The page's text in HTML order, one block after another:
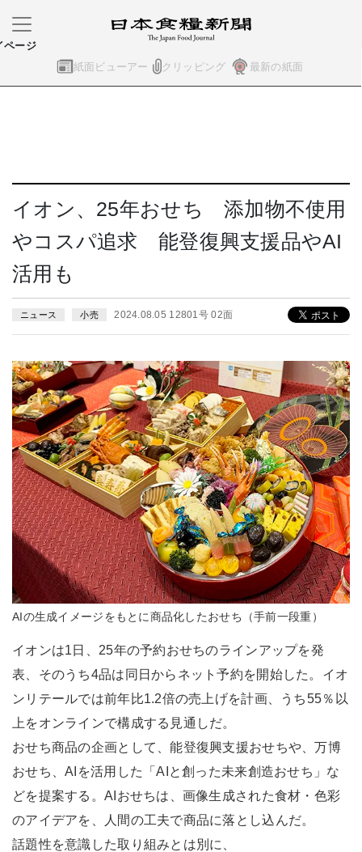
紙面ビューアー クリッピング 最新の紙面
ページ
イオン、25年おせち 添加物不使用
やコスパ追求 能登復興支援品やAI
活用も
ニュース 小売 2024.08.05 12801号 02面
AIの生成イメージをもとに商品化したおせち（手前一段重）
イオンは1日、25年の予約おせちのラインアップを発
表、そのうち4品は同日からネット予約を開始した。イオ
ンリテールでは前年比1.2倍の売上げを計画、うち55％以
上をオンラインで構成する見通しだ。
おせち商品の企画として、能登復興支援おせちや、万博
おせち、AIを活用した「AIと創った未来創造おせち」な
どを提案する。AIおせちは、画像生成された食材・色彩
のアイデアを、人間の工夫で商品に落とし込んだ。
話題性を意識した取り組みとは別に、